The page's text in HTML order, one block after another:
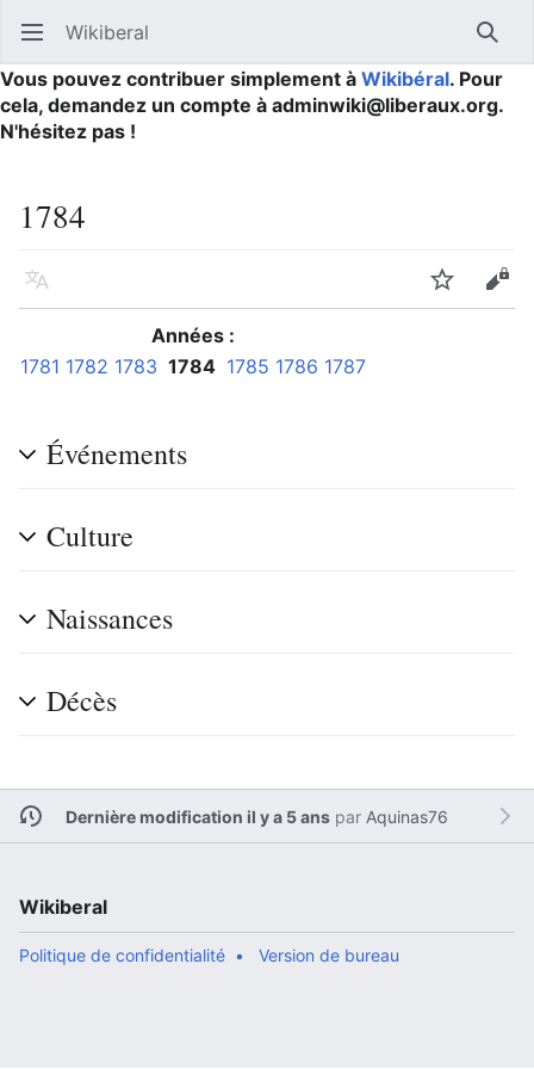
Ouvrir le menu principal Wikiberal
Vous pouvez contribuer simplement à Wikibéral. Pour
cela, demandez un compte à adminwiki@liberaux.org.
N'hésitez pas !
1784
Langue Suivre
Années :
1781 1782 1783 1784 1785 1786 1787
Événements
Culture
Naissances
Décès
Dernière modification il y a 5 anspar Aquinas76
Wikiberal
Politique de confidentialité Version de bureau